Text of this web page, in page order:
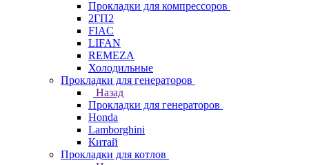
Прокладки для компрессоров
2ГП2
FIAC
LIFAN
REMEZA
Холодильные
Прокладки для генераторов
Назад
Прокладки для генераторов
Honda
Lamborghini
Китай
Прокладки для котлов